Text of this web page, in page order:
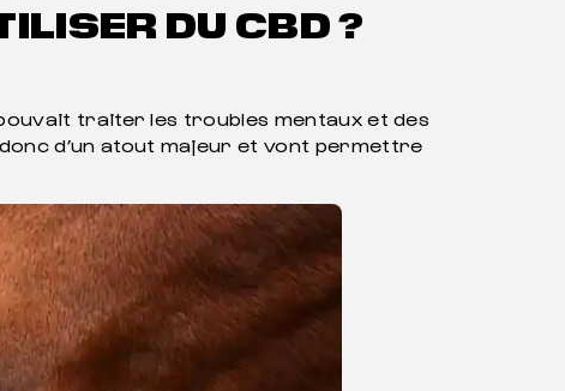
DU CBD ?
traiter les troubles mentaux et des
d’un atout majeur et vont permettre